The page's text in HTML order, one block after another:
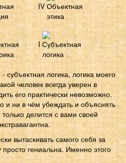
IV
I
логика, логика моего
человек всегда уверен в
его практически невозможно.
и ни в чём убеждать и объяснять
делится с вами своей
вытаскивать самого себя за
гениальна. Именно этого